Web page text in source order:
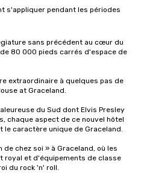
s'appliquer pendant les périodes
sans précédent au cœur du
80 000 pieds carrés d'espace de
extraordinaire à quelques pas de
at Graceland.
du Sud dont Elvis Presley
chaque aspect de ce nouvel hôtel
caractère unique de Graceland.
royal et d'équipements de classe
du rock 'n' roll.